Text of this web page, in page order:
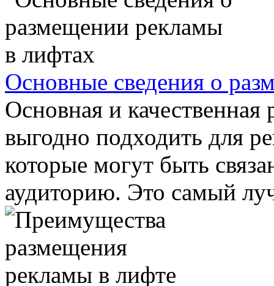
Основные сведения о
Основная и
выгодно подходить для
которые могут быть
аудиторию. Это самый